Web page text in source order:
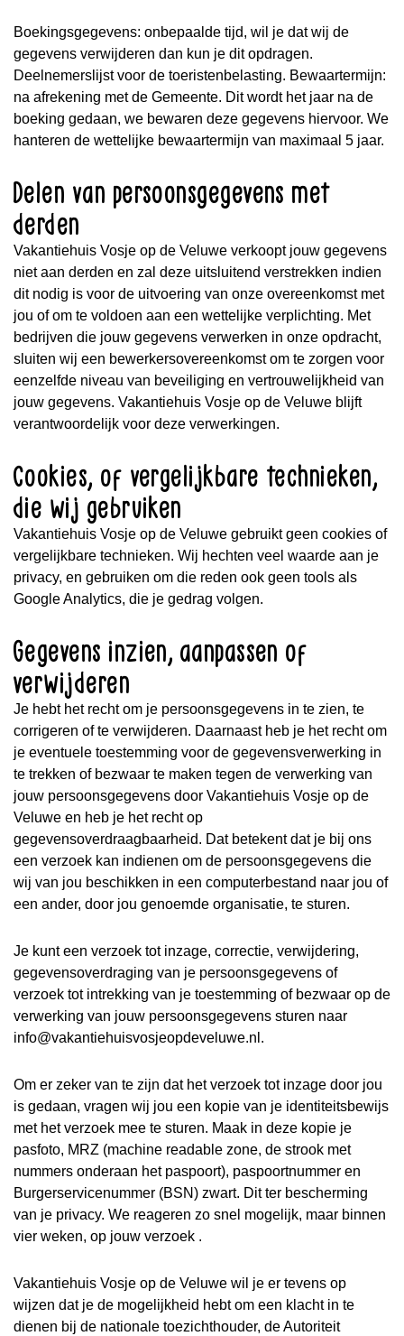
Boekingsgegevens: onbepaalde tijd, wil je dat wij de
gegevens verwijderen dan kun je dit opdragen.
Deelnemerslijst voor de toeristenbelasting. Bewaartermijn:
na afrekening met de Gemeente. Dit wordt het jaar na de
boeking gedaan, we bewaren deze gegevens hiervoor. We
hanteren de wettelijke bewaartermijn van maximaal 5 jaar.
Delen van persoonsgegevens met
derden
Vakantiehuis Vosje op de Veluwe verkoopt jouw gegevens
niet aan derden en zal deze uitsluitend verstrekken indien
dit nodig is voor de uitvoering van onze overeenkomst met
jou of om te voldoen aan een wettelijke verplichting. Met
bedrijven die jouw gegevens verwerken in onze opdracht,
sluiten wij een bewerkersovereenkomst om te zorgen voor
eenzelfde niveau van beveiliging en vertrouwelijkheid van
jouw gegevens. Vakantiehuis Vosje op de Veluwe blijft
verantwoordelijk voor deze verwerkingen.
Cookies, of vergelijkbare technieken,
die wij gebruiken
Vakantiehuis Vosje op de Veluwe gebruikt geen cookies of
vergelijkbare technieken. Wij hechten veel waarde aan je
privacy, en gebruiken om die reden ook geen tools als
Google Analytics, die je gedrag volgen.
Gegevens inzien, aanpassen of
verwijderen
Je hebt het recht om je persoonsgegevens in te zien, te
corrigeren of te verwijderen. Daarnaast heb je het recht om
je eventuele toestemming voor de gegevensverwerking in
te trekken of bezwaar te maken tegen de verwerking van
jouw persoonsgegevens door Vakantiehuis Vosje op de
Veluwe en heb je het recht op
gegevensoverdraagbaarheid. Dat betekent dat je bij ons
een verzoek kan indienen om de persoonsgegevens die
wij van jou beschikken in een computerbestand naar jou of
een ander, door jou genoemde organisatie, te sturen.
Je kunt een verzoek tot inzage, correctie, verwijdering,
gegevensoverdraging van je persoonsgegevens of
verzoek tot intrekking van je toestemming of bezwaar op de
verwerking van jouw persoonsgegevens sturen naar
info@vakantiehuisvosjeopdeveluwe.nl.
Om er zeker van te zijn dat het verzoek tot inzage door jou
is gedaan, vragen wij jou een kopie van je identiteitsbewijs
met het verzoek mee te sturen. Maak in deze kopie je
pasfoto, MRZ (machine readable zone, de strook met
nummers onderaan het paspoort), paspoortnummer en
Burgerservicenummer (BSN) zwart. Dit ter bescherming
van je privacy. We reageren zo snel mogelijk, maar binnen
vier weken, op jouw verzoek .
Vakantiehuis Vosje op de Veluwe wil je er tevens op
wijzen dat je de mogelijkheid hebt om een klacht in te
dienen bij de nationale toezichthouder, de Autoriteit